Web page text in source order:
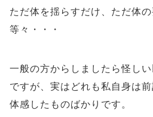
ただ体を揺らすだけ、ただ体
等々・・・
一般の方からしましたら怪し
ですが、実はどれも私自身は
体感したものばかりです。